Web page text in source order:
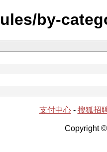
by-
支付中心- 搜狐招
Copyright